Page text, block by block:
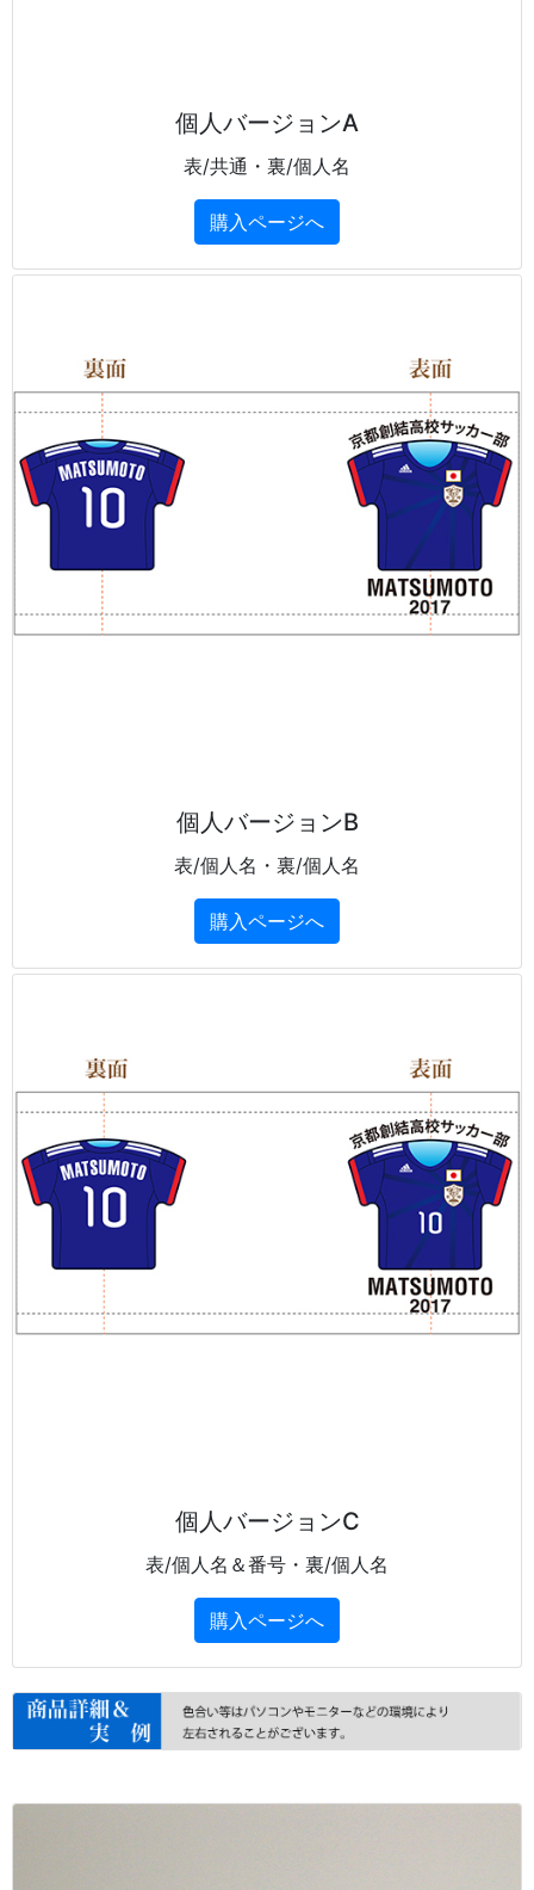
個人バージョンA
表/共通・裏/個人名
購入ページへ
個人バージョンB
表/個人名・裏/個人名
購入ページへ
個人バージョンC
表/個人名＆番号・裏/個人名
購入ページへ